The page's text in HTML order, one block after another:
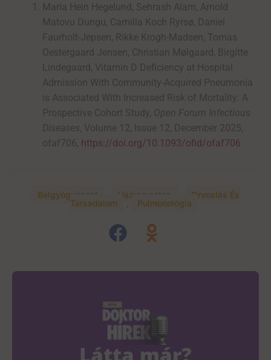
Maria Hein Hegelund, Sehrash Alam, Arnold
Matovu Dungu, Camilla Koch Ryrsø, Daniel
Faurholt-Jepsen, Rikke Krogh-Madsen, Tomas
Oestergaard Jensen, Christian Mølgaard, Birgitte
Lindegaard, Vitamin D Deficiency at Hospital
Admission With Community-Acquired Pneumonia
is Associated With Increased Risk of Mortality: A
Prospective Cohort Study, Open Forum Infectious
Diseases, Volume 12, Issue 12, December 2025,
ofaf706, https://doi.org/10.1093/ofid/ofaf706
Belgyógyászat Háziorvostan
Orvoslás És
Társadalom
Pulmonológia